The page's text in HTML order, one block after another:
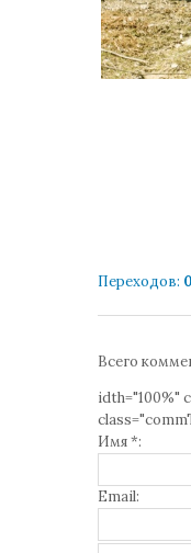
Переходов: 0
Всего
idth="100%"
Имя *:
Email: